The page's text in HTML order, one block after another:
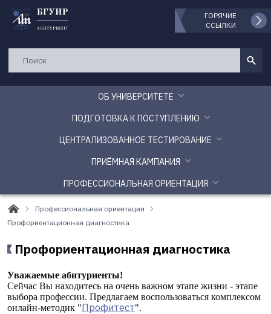
ГОРЯЧИЕ
ССЫЛКИ
ОБ УНИВЕРСИТЕТЕ
ПОДГОТОВКА К ПОСТУПЛЕНИЮ
ЦЕНТРАЛИЗОВАННОЕ ТЕСТИРОВАНИЕ
ПРИЁМНАЯ КАМПАНИЯ
ПРОФЕССИОНАЛЬНАЯ ОРИЕНТАЦИЯ
Профессиональная ориентация
Профориентационная диагностика
Профориентационная диагностика
Уважаемые абитуриенты!
Сейчас Вы находитесь на очень важном этапе жизни - этапе
выбора профессии. Предлагаем воспользоваться комплексом
онлайн-методик "Профитест".